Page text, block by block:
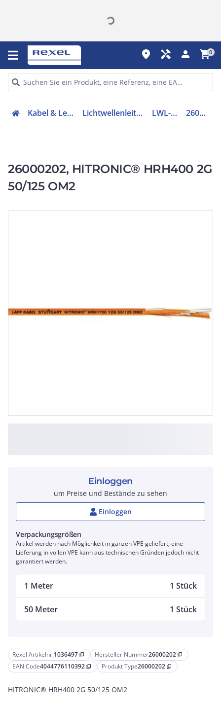
place handyman person shopping_cart0
Kabel & Leitungen Lichtwellenleitertechnik LWL-Kabel 26000202
26000202, HITRONIC® HRH400 2G
50/125 OM2
Rexel Artikelnr.1036497 content_copy Hersteller Nummer26000202 content_copy
EAN Code4044776110392 content_copy Produkt Type26000202 content_copy
HITRONIC® HRH400 2G 50/125 OM2
Einloggen
um Preise und Bestände zu sehen
Einloggen
Verpackungsgrößen
Artikel werden nach Möglichkeit in ganzen VPE geliefert; eine
Lieferung in vollen VPE kann aus technischen Gründen jedoch nicht
garantiert werden.
1 Meter 1 Stück
50 Meter 1 Stück